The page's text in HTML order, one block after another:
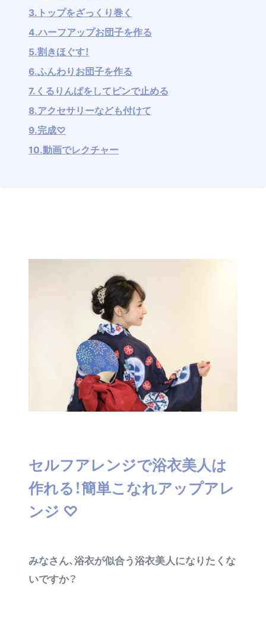
3.トップをざっくり巻く
4.ハーフアップお団子を作る
5.割きほぐす！
6.ふんわりお団子を作る
7.くるりんぱをしてピンで止める
8.アクセサリーなども付けて
9.完成♡
10.動画でレクチャー
セルフアレンジで浴衣美人は
作れる！簡単こなれアップアレ
ンジ ♡
みなさん、浴衣が似合う浴衣美人になりたくな
いですか？